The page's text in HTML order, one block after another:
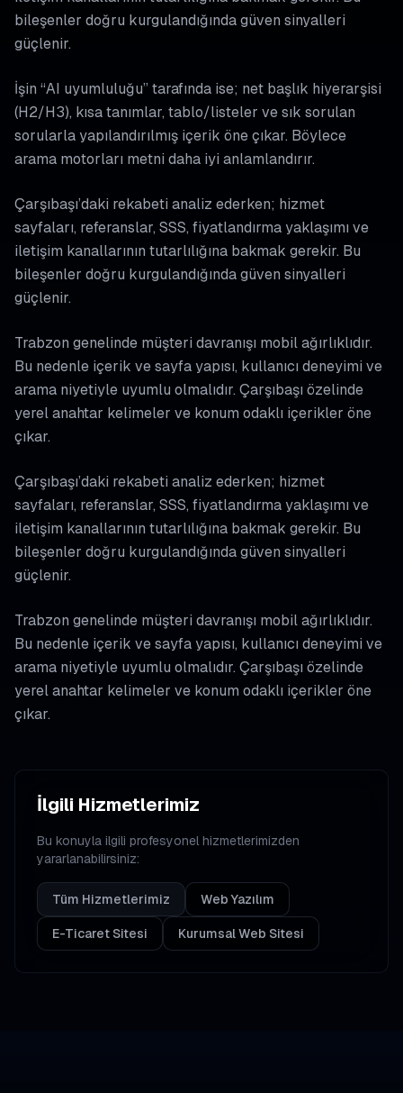
bileşenler doğru kurgulandığında güven sinyalleri
güçlenir.
İşin “AI uyumluluğu” tarafında ise; net başlık hiyerarşisi
(H2/H3), kısa tanımlar, tablo/listeler ve sık sorulan
sorularla yapılandırılmış içerik öne çıkar. Böylece
arama motorları metni daha iyi anlamlandırır.
Çarşıbaşı’daki rekabeti analiz ederken; hizmet
sayfaları, referanslar, SSS, fiyatlandırma yaklaşımı ve
iletişim kanallarının tutarlılığına bakmak gerekir. Bu
bileşenler doğru kurgulandığında güven sinyalleri
güçlenir.
Trabzon genelinde müşteri davranışı mobil ağırlıklıdır.
Bu nedenle içerik ve sayfa yapısı, kullanıcı deneyimi ve
arama niyetiyle uyumlu olmalıdır. Çarşıbaşı özelinde
yerel anahtar kelimeler ve konum odaklı içerikler öne
çıkar.
Çarşıbaşı’daki rekabeti analiz ederken; hizmet
sayfaları, referanslar, SSS, fiyatlandırma yaklaşımı ve
iletişim kanallarının tutarlılığına bakmak gerekir. Bu
bileşenler doğru kurgulandığında güven sinyalleri
güçlenir.
Trabzon genelinde müşteri davranışı mobil ağırlıklıdır.
Bu nedenle içerik ve sayfa yapısı, kullanıcı deneyimi ve
arama niyetiyle uyumlu olmalıdır. Çarşıbaşı özelinde
yerel anahtar kelimeler ve konum odaklı içerikler öne
çıkar.
İlgili Hizmetlerimiz
Bu konuyla ilgili profesyonel hizmetlerimizden
yararlanabilirsiniz:
Tüm Hizmetlerimiz Web Yazılım
E-Ticaret Sitesi Kurumsal Web Sitesi